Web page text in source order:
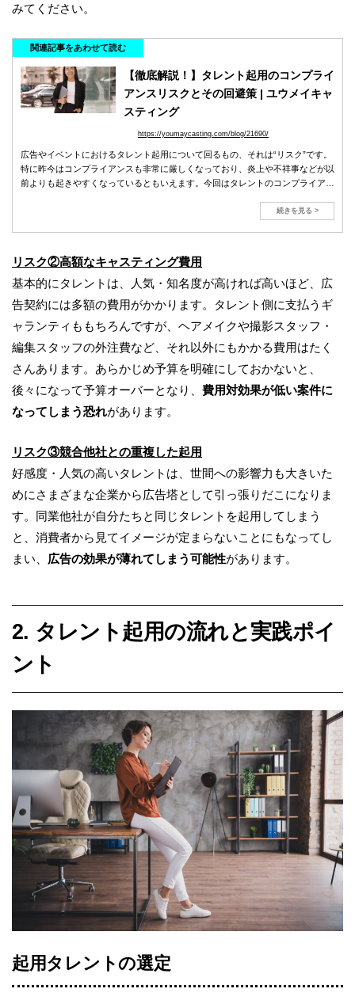
みてください。
関連記事をあわせて読む
【徹底解説！】タレント起用のコンプライ
アンスリスクとその回避策 | ユウメイキャ
スティング
https://youmaycasting.com/blog/21690/
広告やイベントにおけるタレント起用について回るもの、それは“リスク”です。
特に昨今はコンプライアンスも非常に厳しくなっており、炎上や不祥事などが以
前よりも起きやすくなっているともいえます。今回はタレントのコンプライアン
続きを見る >
リスク②高額なキャスティング費用
基本的にタレントは、人気・知名度が高ければ高いほど、広
告契約には多額の費用がかかります。タレント側に支払うギ
ャランティももちろんですが、ヘアメイクや撮影スタッフ・
編集スタッフの外注費など、それ以外にもかかる費用はたく
さんあります。あらかじめ予算を明確にしておかないと、
後々になって予算オーバーとなり、 費用対効果が低い案件に
なってしまう恐れがあります。
リスク③競合他社との重複した起用
好感度・人気の高いタレントは、世間への影響力も大きいた
めにさまざまな企業から広告塔として引っ張りだこになりま
す。同業他社が自分たちと同じタレントを起用してしまう
と、消費者から見てイメージが定まらないことにもなってし
まい、 広告の効果が薄れてしまう可能性があります。
2. タレント起用の流れと実践ポイ
ント
起用タレントの選定